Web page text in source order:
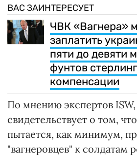
ВАС ЗАИНТЕРЕСУЕТ
ЧВК «Вагнера»
заплатить
пяти до девяти
фунтов
компенсации
По мнению экспертов ISW,
свидетельствует о том,
пытается, как минимум,
"вагнеровцев" к солдатам